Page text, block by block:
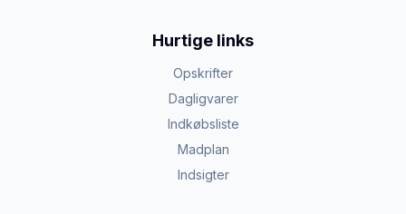
Hurtige links
Opskrifter
Dagligvarer
Indkøbsliste
Madplan
Indsigter